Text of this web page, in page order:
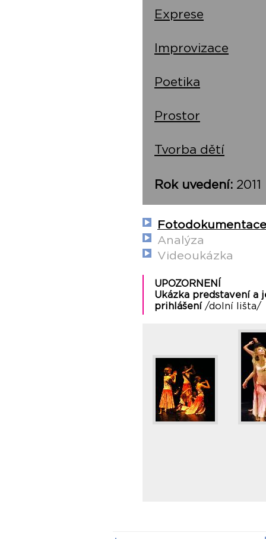
Exprese
Improvizace
Poetika
Prostor
Tvorba dětí
Rok uvedení: 2011
Fotodokumentace
Analýza
Videoukázka
UPOZORNENÍ
Ukázka predstavení a
prihlášení /dolní lišta/